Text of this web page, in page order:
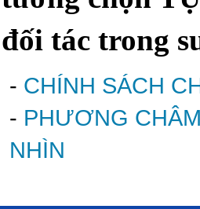
đối tác trong
- CHÍNH SÁCH
- PHƯƠNG
NHÌN